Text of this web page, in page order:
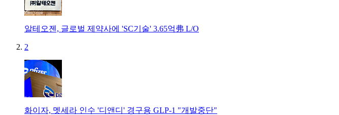
알테오젠, 글로벌 제약사에 'SC기술' 3.65억弗 L/O
2
화이자, 멧세라 인수 '디앤디' 경구용 GLP-1 "개발중단"